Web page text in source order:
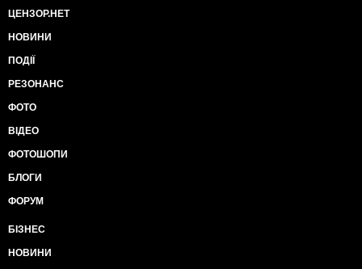
ЦЕНЗОР.НЕТ
НОВИНИ
ПОДІЇ
РЕЗОНАНС
ФОТО
ВІДЕО
ФОТОШОПИ
БЛОГИ
ФОРУМ
БІЗНЕС
НОВИНИ